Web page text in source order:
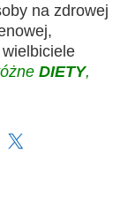
na zdrowej
DIETY,